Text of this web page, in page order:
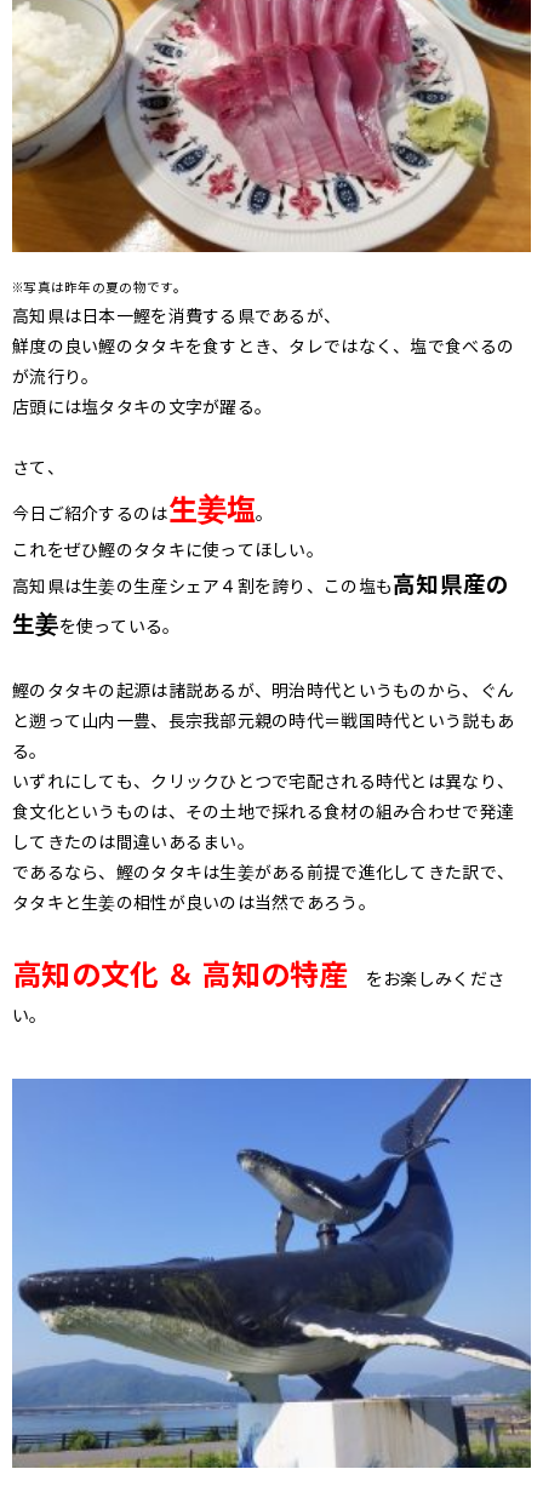
※写真は昨年の夏の物です。
高知県は日本一鰹を消費する県であるが、
鮮度の良い鰹のタタキを食すとき、タレではなく、塩で食べるの
が流行り。
店頭には塩タタキの文字が躍る。
さて、
今日ご紹介するのは生姜塩。
これをぜひ鰹のタタキに使ってほしい。
高知県は生姜の生産シェア４割を誇り、この塩も高知県産の
生姜を使っている。
鰹のタタキの起源は諸説あるが、明治時代というものから、ぐん
と遡って山内一豊、長宗我部元親の時代＝戦国時代という説もあ
る。
いずれにしても、クリックひとつで宅配される時代とは異なり、
食文化というものは、その土地で採れる食材の組み合わせで発達
してきたのは間違いあるまい。
であるなら、鰹のタタキは生姜がある前提で進化してきた訳で、
タタキと生姜の相性が良いのは当然であろう。
高知の文化 ＆ 高知の特産 をお楽しみくださ
い。